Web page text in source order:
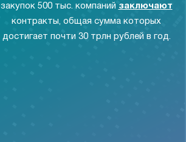
закупок 500 тыс. компаний заключают
контракты, общая сумма которых
достигает почти 30 трлн рублей в год.